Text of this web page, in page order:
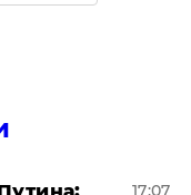
17:07